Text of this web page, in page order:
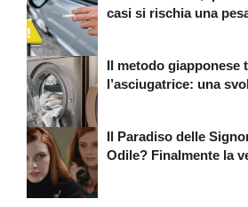
casi si rischia una
Il metodo giapponese
l’asciugatrice: una
Il Paradiso delle
Odile? Finalmente la